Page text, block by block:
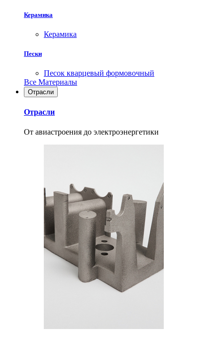
Керамика
Керамика
Пески
Песок кварцевый формовочный
Все Материалы
Отрасли
Отрасли
От авиастроения до электроэнергетики